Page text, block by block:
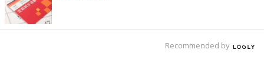
Recommended by